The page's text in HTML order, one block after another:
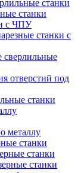
станки
станки
с ЧПУ
станки с
отверстий под
станки
металлу
станки
станки
станки